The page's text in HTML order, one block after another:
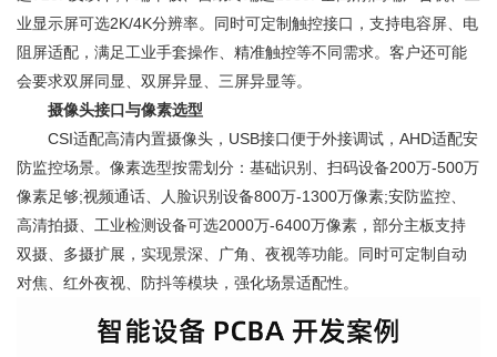
业显示屏可选2K/4K分辨率。同时可定制触控接口，支持电容屏、电
阻屏适配，满足工业手套操作、精准触控等不同需求。客户还可能
会要求双屏同显、双屏异显、三屏异显等。
摄像头接口与像素选型
CSI适配高清内置摄像头，USB接口便于外接调试，AHD适配安
防监控场景。像素选型按需划分：基础识别、扫码设备200万-500万
像素足够;视频通话、人脸识别设备800万-1300万像素;安防监控、
高清拍摄、工业检测设备可选2000万-6400万像素，部分主板支持
双摄、多摄扩展，实现景深、广角、夜视等功能。同时可定制自动
对焦、红外夜视、防抖等模块，强化场景适配性。